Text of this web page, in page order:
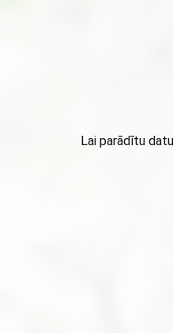
Lai parādītu